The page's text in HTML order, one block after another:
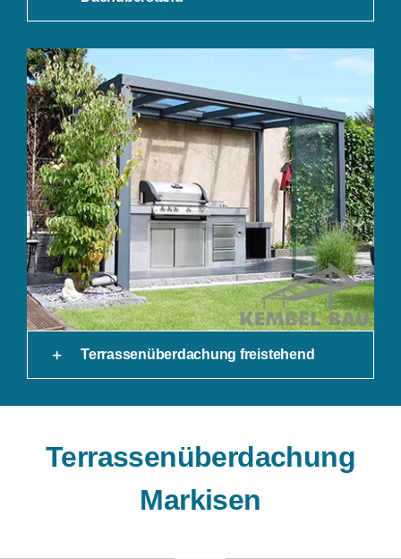
Terrassenüberdachung freistehend
Terrassenüberdachung
Markisen